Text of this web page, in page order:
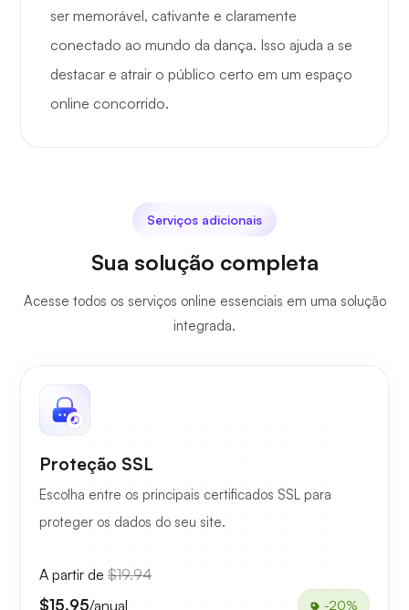
ser memorável, cativante e claramente
conectado ao mundo da dança. Isso ajuda a se
destacar e atrair o público certo em um espaço
online concorrido.
Serviços adicionais
Sua solução completa
Acesse todos os serviços online essenciais em uma solução
integrada.
Proteção SSL
Escolha entre os principais certificados SSL para
proteger os dados do seu site.
A partir de $19.94
$15.95/anual -20%